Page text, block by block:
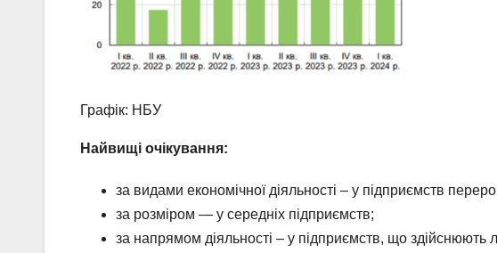
Графік: НБУ
Найвищі очікування:
за видами економічної діяльності – у підприємств
за розміром — у середніх підприємств;
за напрямом діяльності – у підприємств, що здійснюють